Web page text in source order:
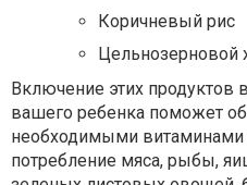
Коричневый рис
Цельнозерновой
Включение этих
вашего ребенка поможет
необходимыми витаминами
потребление мяса, рыбы,